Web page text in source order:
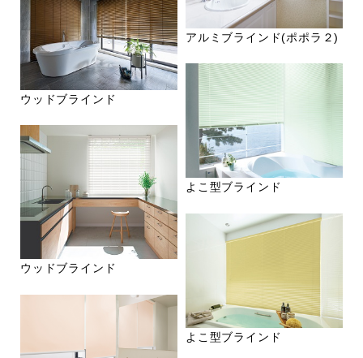
ウッドブラインド
ウッドブラインド
アルミブラインド(ポポラ２)
よこ型ブラインド
よこ型ブラインド